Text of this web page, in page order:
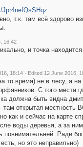
т.к. там всё здорово
16:42
и точка
18:14 · Edited 12 June 2016,
то время) не в лесу, а
С того места
должна быть видна
там открытая местность
как и сейчас на карте
воды деревья, а за
повнимательней. Ради
но это неправильно)